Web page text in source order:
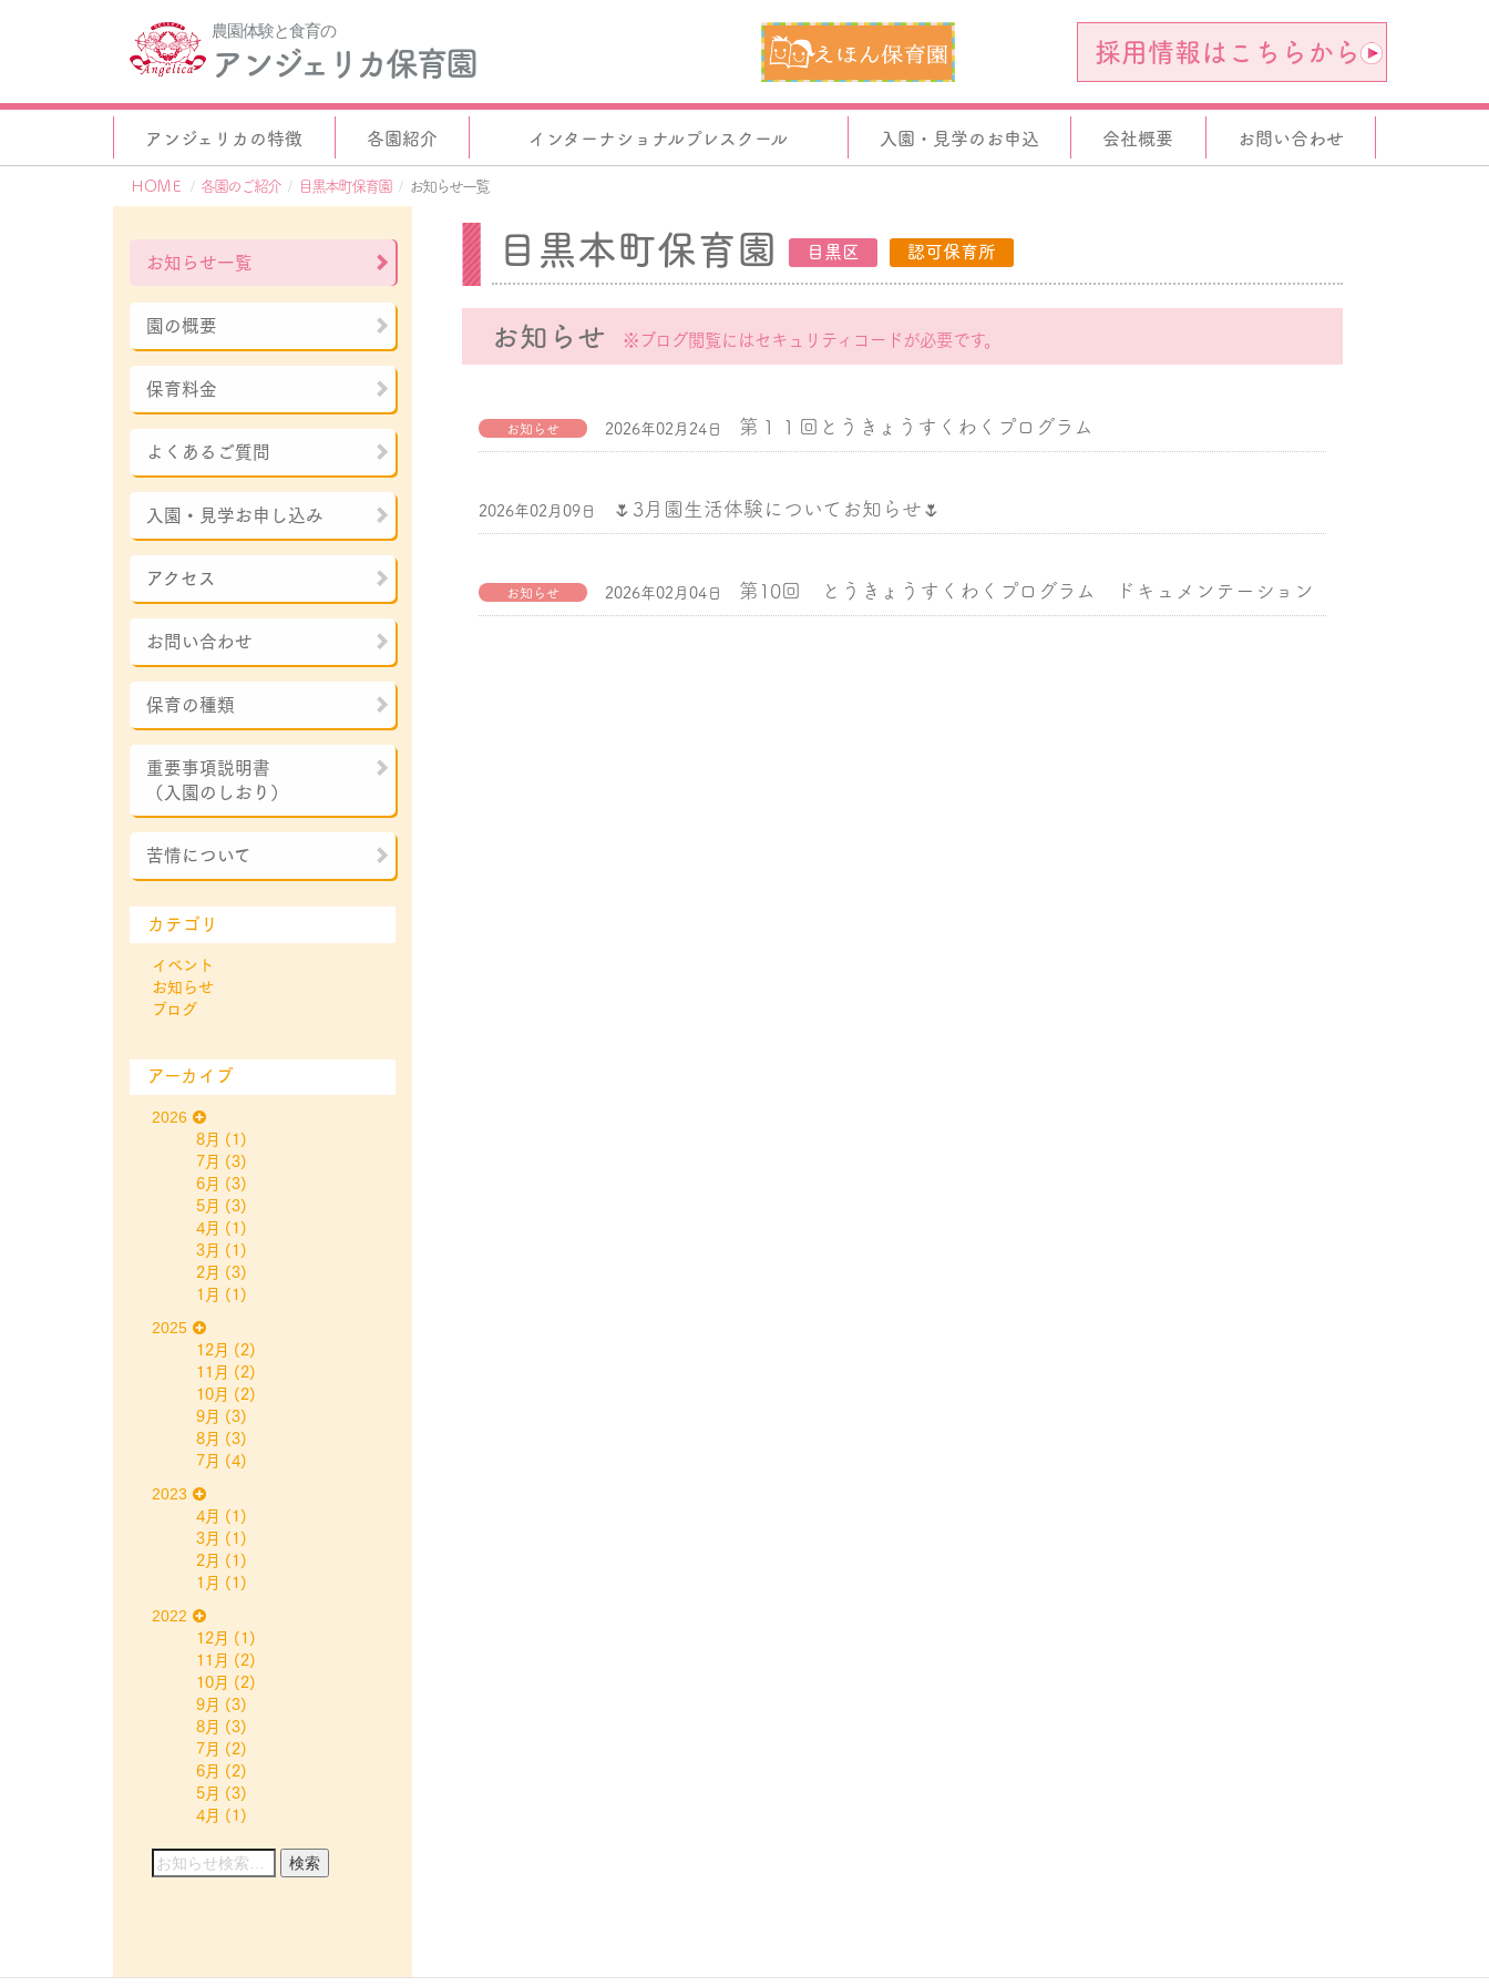
農園体験と食育の
アンジェリカ保育園 採用情報はこちらから
アンジェリカの特徴 各園紹介 インターナショナルプレスクール 入園・見学のお申込 会社概要 お問い合わせ
ＨＯＭＥ 各園のご紹介 目黒本町保育園 お知らせ一覧
目黒本町保育園 目黒区 認可保育所
お知らせ ※ブログ閲覧にはセキュリティコードが必要です。
お知らせ 2026年02月24日 第１１回とうきょうすくわくプログラム
2026年02月09日 🌷3月園生活体験についてお知らせ🌷
お知らせ 2026年02月04日 第10回 とうきょうすくわくプログラム ドキュメンテーション
お知らせ一覧
園の概要
保育料金
よくあるご質問
入園・見学お申し込み
アクセス
お問い合わせ
保育の種類
重要事項説明書
（入園のしおり）
苦情について
カテゴリ
イベント
お知らせ
ブログ
アーカイブ
2026
8月
(1)
7月
(3)
6月
(3)
5月
(3)
4月
(1)
3月
(1)
2月
(3)
1月
(1)
2025
12月
(2)
11月
(2)
10月
(2)
9月
(3)
8月
(3)
7月
(4)
2023
4月
(1)
3月
(1)
2月
(1)
1月
(1)
2022
12月
(1)
11月
(2)
10月
(2)
9月
(3)
8月
(3)
7月
(2)
6月
(2)
5月
(3)
4月
(1)